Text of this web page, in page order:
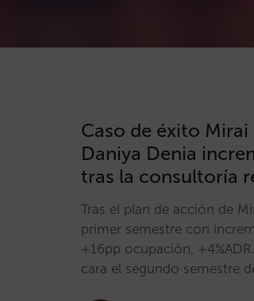
Caso de éxito
Daniya Denia
tras la consultoría
Tras el plan de acción de
primer semestre con
+16pp ocupación,
cara el segundo semestre